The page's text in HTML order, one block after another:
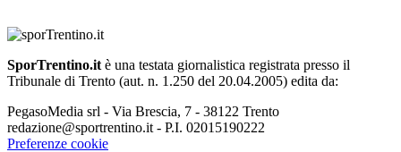
SporTrentino.it è una testata giornalistica registrata presso il
Tribunale di Trento (aut. n. 1.250 del 20.04.2005) edita da:
PegasoMedia srl - Via Brescia, 7 - 38122 Trento
redazione@sportrentino.it - P.I. 02015190222
Preferenze cookie